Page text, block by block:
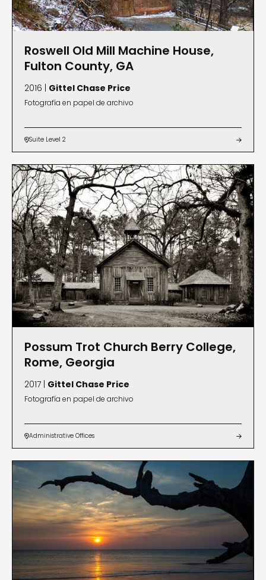
Roswell Old Mill Machine House,
Fulton County, GA
2016 | Gittel Chase Price
Fotografía en papel de archivo
Suite Level 2 
Possum Trot Church Berry College,
Rome, Georgia
2017 | Gittel Chase Price
Fotografía en papel de archivo
Administrative Offices 